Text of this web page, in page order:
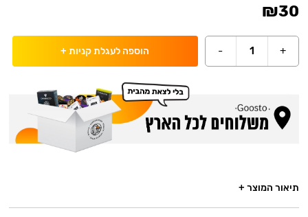
₪30
+
1
- הוספה לעגלת קניות +
תיאור המוצר +